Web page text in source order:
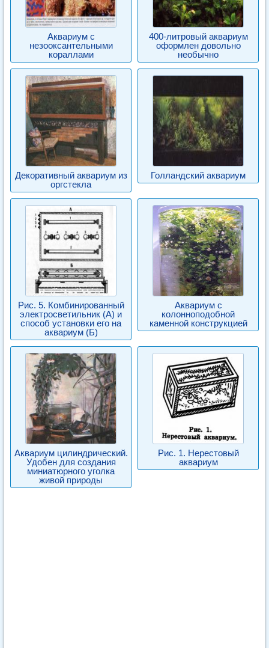
Аквариум с
незооксантельными
кораллами
400-литровый аквариум
оформлен довольно
необычно
Декоративный аквариум из
оргстекла
Голландский аквариум
Рис. 5. Комбинированный
электросветильник (А) и
способ установки его на
аквариум (Б)
Аквариум с
колонноподобной
каменной конструкцией
Аквариум цилиндрический.
Удобен для создания
миниатюрного уголка
живой природы
Рис. 1. Нерестовый
аквариум